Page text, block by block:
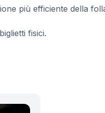
più efficiente della
fisici.